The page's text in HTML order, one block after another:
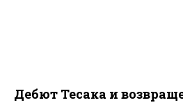
Дебют Тесака и